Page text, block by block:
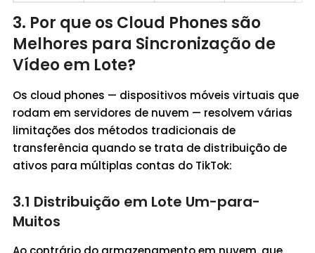
3. Por que os Cloud Phones são
Melhores para Sincronização de
Vídeo em Lote?
Os cloud phones — dispositivos móveis virtuais que
rodam em servidores de nuvem — resolvem várias
limitações dos métodos tradicionais de
transferência quando se trata de distribuição de
ativos para múltiplas contas do TikTok:
3.1 Distribuição em Lote Um-para-
Muitos